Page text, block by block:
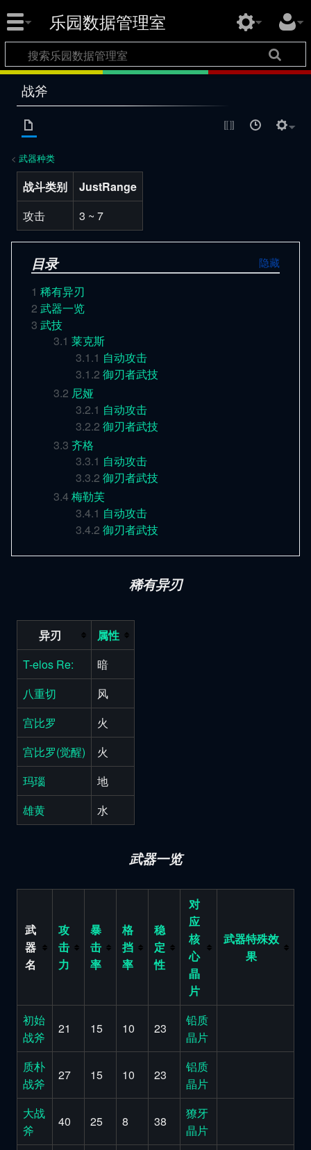
乐园数据管理室
战斧
< 武器种类
战斗类别
JustRange
攻击
3 ~ 7
目录
1 稀有异刃
2 武器一览
3 武技
3.1 莱克斯
3.1.1 自动攻击
3.1.2 御刃者武技
3.2 尼娅
3.2.1 自动攻击
3.2.2 御刃者武技
3.3 齐格
3.3.1 自动攻击
3.3.2 御刃者武技
3.4梅勒芙
3.4.1 自动攻击
3.4.2 御刃者武技
稀有异刃
异刃
属性
T-elos Re:
暗
八重切
风
宫比罗
火
宫比罗(觉醒)
火
玛瑙
地
雄黄
水
武器一览
武
器
名
攻
击
力
暴
击
率
格
挡
率
稳
定
性
对
应
核
心
晶
片
武器特殊效
果
初始
战斧
21 15 10 23
铅质
晶片
质朴
战斧
27 15 10 23
铝质
晶片
大战
斧
40 25 8 38
獠牙
晶片